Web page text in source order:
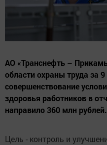
АО «Транснефть –
области охраны труда за
совершенствование
здоровья работников в
направило 360 млн рублей.
Цель - контроль и